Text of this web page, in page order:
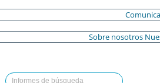
Sobre nosotros